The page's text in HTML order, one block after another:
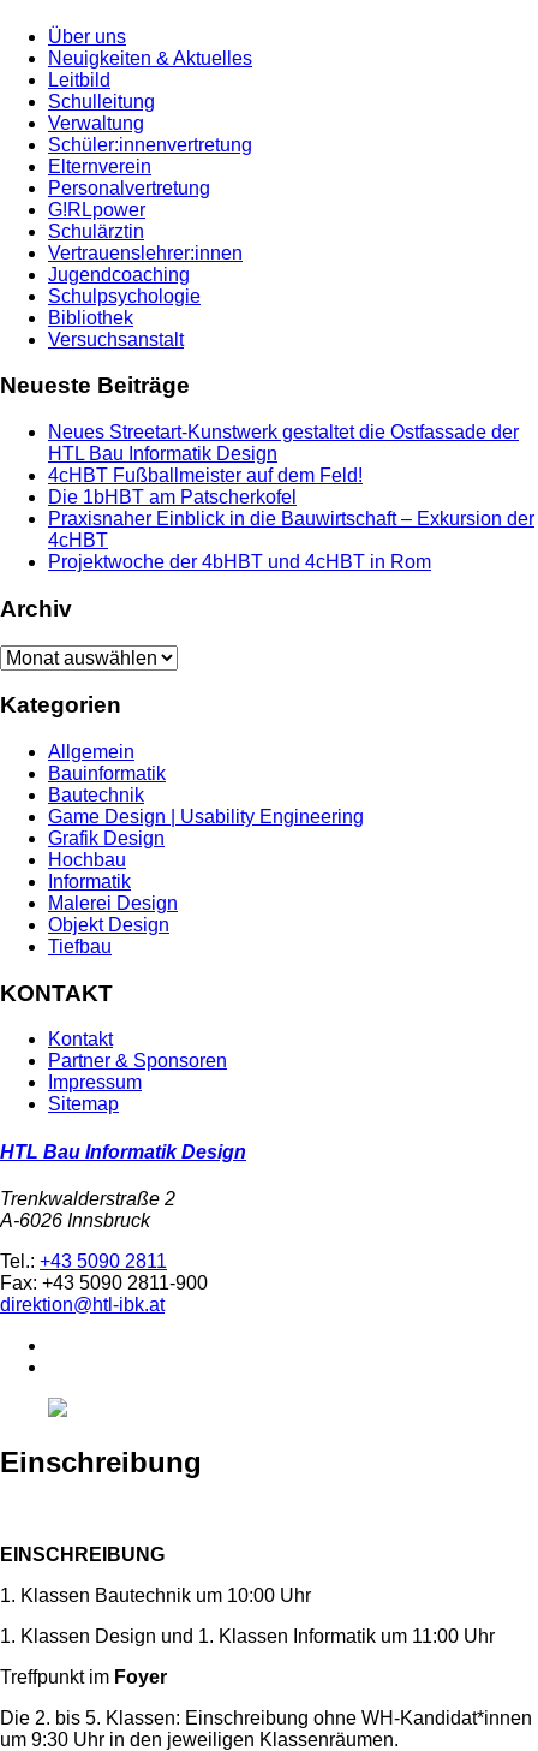
Über uns
Neuigkeiten & Aktuelles
Leitbild
Schulleitung
Verwaltung
Schüler:innenvertretung
Elternverein
Personalvertretung
G!RLpower
Schulärztin
Vertrauenslehrer:innen
Jugendcoaching
Schulpsychologie
Bibliothek
Versuchsanstalt
Neueste Beiträge
Neues Streetart-Kunstwerk gestaltet die Ostfassade der
HTL Bau Informatik Design
4cHBT Fußballmeister auf dem Feld!
Die 1bHBT am Patscherkofel
Praxisnaher Einblick in die Bauwirtschaft – Exkursion der
4cHBT
Projektwoche der 4bHBT und 4cHBT in Rom
Archiv
Archiv
Kategorien
Allgemein
Bauinformatik
Bautechnik
Game Design | Usability Engineering
Grafik Design
Hochbau
Informatik
Malerei Design
Objekt Design
Tiefbau
KONTAKT
Kontakt
Partner & Sponsoren
Impressum
Sitemap
HTL Bau Informatik Design
Trenkwalderstraße 2
A-6026 Innsbruck
Tel.: +43 5090 2811
Fax: +43 5090 2811-900
direktion@htl-ibk.at
Einschreibung
EINSCHREIBUNG
1. Klassen Bautechnik um 10:00 Uhr
1. Klassen Design und 1. Klassen Informatik um 11:00 Uhr
Treffpunkt im Foyer
Die 2. bis 5. Klassen: Einschreibung ohne WH-Kandidat*innen
um 9:30 Uhr in den jeweiligen Klassenräumen.